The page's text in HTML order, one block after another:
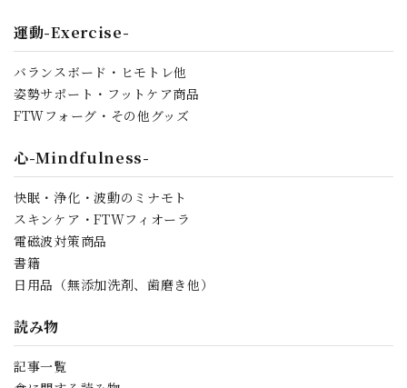
運動-Exercise-
バランスボード・ヒモトレ他
姿勢サポート・フットケア商品
FTWフォーグ・その他グッズ
心-Mindfulness-
快眠・浄化・波動のミナモト
スキンケア・FTWフィオーラ
電磁波対策商品
書籍
日用品（無添加洗剤、歯磨き他）
読み物
記事一覧